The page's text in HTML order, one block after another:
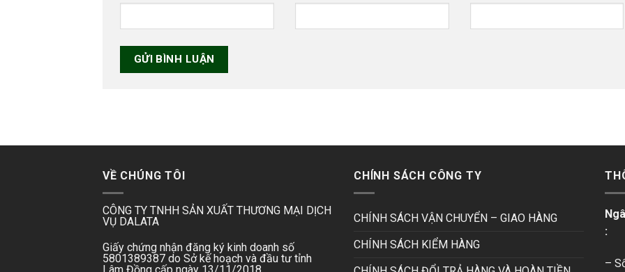
VỀ CHÚNG TÔI
CÔNG TY TNHH SẢN XUẤT THƯƠNG MẠI DỊCH
VỤ DALATA
Giấy chứng nhận đăng ký kinh doanh số
5801389387 do Sở kế hoạch và đầu tư tỉnh
Lâm Đồng cấp ngày 13/11/2018.
CHÍNH SÁCH CÔNG TY
CHÍNH SÁCH VẬN CHUYỂN – GIAO HÀNG
CHÍNH SÁCH KIỂM HÀNG
:
–